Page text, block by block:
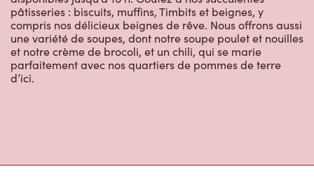
pâtisseries : biscuits, muffins, Timbits et beignes, y
compris nos délicieux beignes de rêve. Nous offrons aussi
une variété de soupes, dont notre soupe poulet et nouilles
et notre crème de brocoli, et un chili, qui se marie
parfaitement avec nos quartiers de pommes de terre
d’ici.